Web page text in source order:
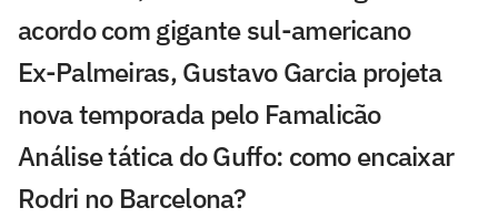
acordo com gigante sul-americano
Ex-Palmeiras, Gustavo Garcia projeta
nova temporada pelo Famalicão
Análise tática do Guffo: como encaixar
Rodri no Barcelona?